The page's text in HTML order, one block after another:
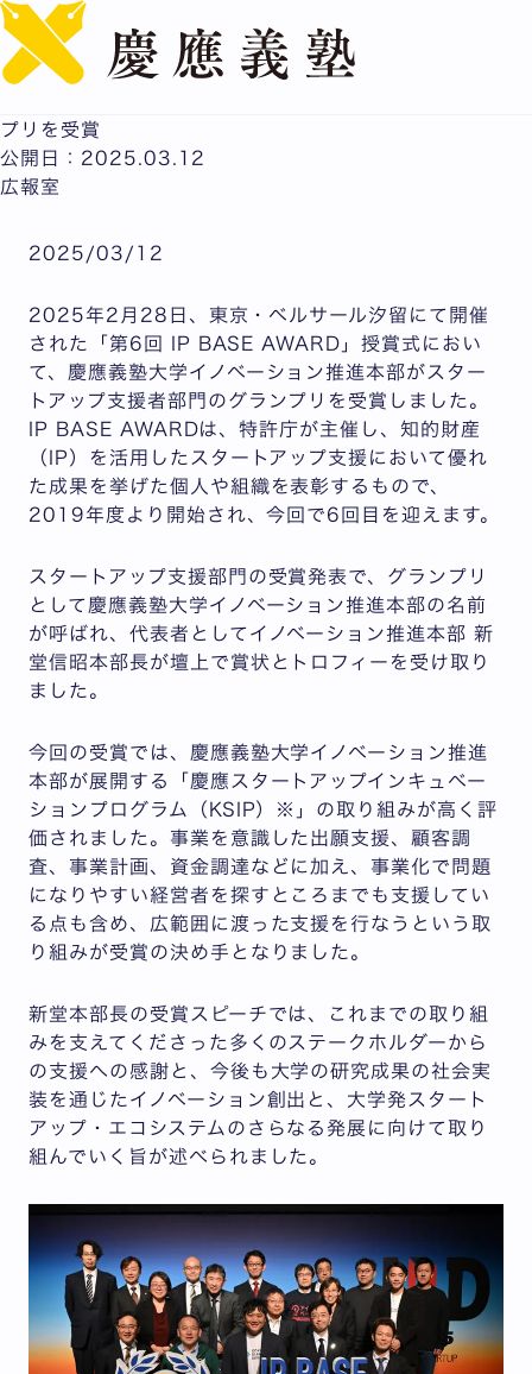
慶應義塾大学イノベーション推進本部が特許庁主催「第6
プリを受賞
公開日：2025.03.12
広報室
2025/03/12
2025年2月28日、東京・ベルサール汐留にて開催
された「第6回 IP BASE AWARD」授賞式におい
て、慶應義塾大学イノベーション推進本部がスター
トアップ支援者部門のグランプリを受賞しました。
IP BASE AWARDは、特許庁が主催し、知的財産
（IP）を活用したスタートアップ支援において優れ
た成果を挙げた個人や組織を表彰するもので、
2019年度より開始され、今回で6回目を迎えます。
スタートアップ支援部門の受賞発表で、グランプリ
として慶應義塾大学イノベーション推進本部の名前
が呼ばれ、代表者としてイノベーション推進本部 新
堂信昭本部長が壇上で賞状とトロフィーを受け取り
ました。
今回の受賞では、慶應義塾大学イノベーション推進
本部が展開する「慶應スタートアップインキュベー
ションプログラム（KSIP）※」の取り組みが高く評
価されました。事業を意識した出願支援、顧客調
査、事業計画、資金調達などに加え、事業化で問題
になりやすい経営者を探すところまでも支援してい
る点も含め、広範囲に渡った支援を行なうという取
り組みが受賞の決め手となりました。
新堂本部長の受賞スピーチでは、これまでの取り組
みを支えてくださった多くのステークホルダーから
の支援への感謝と、今後も大学の研究成果の社会実
装を通じたイノベーション創出と、大学発スタート
アップ・エコシステムのさらなる発展に向けて取り
組んでいく旨が述べられました。